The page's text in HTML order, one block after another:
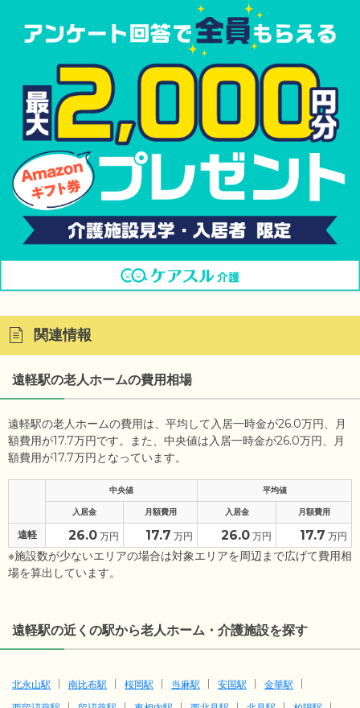
関連情報
遠軽駅の老人ホームの費用相場
遠軽駅の老人ホームの費用は、平均して入居一時金が26.0万円、月
額費用が17.7万円です。また、中央値は入居一時金が26.0万円、月
額費用が17.7万円となっています。
中央値 平均値
入居金 月額費用 入居金 月額費用
遠軽 26.0 万円 17.7 万円 26.0 万円 17.7 万円
※施設数が少ないエリアの場合は対象エリアを周辺まで広げて費用相
場を算出しています。
遠軽駅の近くの駅から老人ホーム・介護施設を探す
北永山駅 南比布駅 桜岡駅 当麻駅 安国駅
金華駅